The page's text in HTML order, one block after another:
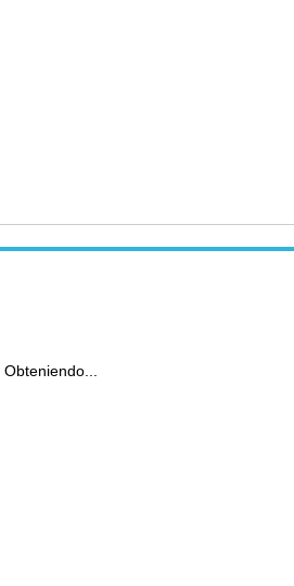
Obteniendo...